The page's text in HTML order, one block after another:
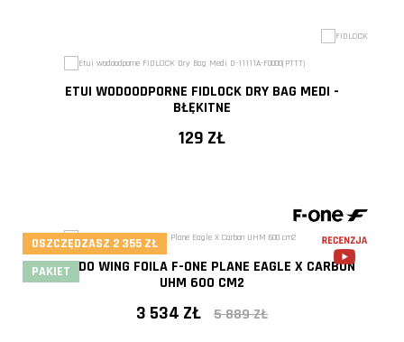
ETUI WODOODPORNE FIDLOCK DRY BAG MEDI -
BŁĘKITNE
129 ZŁ
FOIL DO WING FOILA F-ONE PLANE EAGLE X CARBON
UHM 600 CM2
3 534 ZŁ 5 889 ZŁ
OSZCZĘDZASZ 2 355 ZŁ
PAKIET